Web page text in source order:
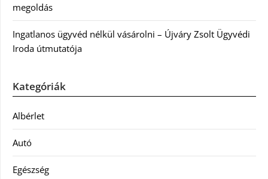
megoldás
Ingatlanos ügyvéd nélkül vásárolni – Újváry Zsolt Ügyvédi
Iroda útmutatója
Kategóriák
Albérlet
Autó
Egészség